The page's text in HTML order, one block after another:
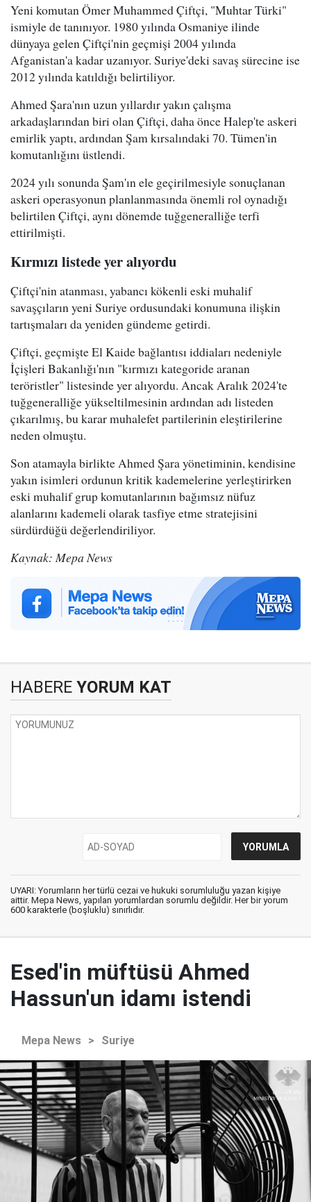
Yeni komutan Ömer Muhammed Çiftçi, "Muhtar Türki"
ismiyle de tanınıyor. 1980 yılında Osmaniye ilinde
dünyaya gelen Çiftçi'nin geçmişi 2004 yılında
Afganistan'a kadar uzanıyor. Suriye'deki savaş sürecine ise
2012 yılında katıldığı belirtiliyor.
Ahmed Şara'nın uzun yıllardır yakın çalışma
arkadaşlarından biri olan Çiftçi, daha önce Halep'te askeri
emirlik yaptı, ardından Şam kırsalındaki 70. Tümen'in
komutanlığını üstlendi.
2024 yılı sonunda Şam'ın ele geçirilmesiyle sonuçlanan
askeri operasyonun planlanmasında önemli rol oynadığı
belirtilen Çiftçi, aynı dönemde tuğgeneralliğe terfi
ettirilmişti.
Kırmızı listede yer alıyordu
Çiftçi'nin atanması, yabancı kökenli eski muhalif
savaşçıların yeni Suriye ordusundaki konumuna ilişkin
tartışmaları da yeniden gündeme getirdi.
Çiftçi, geçmişte El Kaide bağlantısı iddiaları nedeniyle
İçişleri Bakanlığı'nın "kırmızı kategoride aranan
teröristler" listesinde yer alıyordu. Ancak Aralık 2024'te
tuğgeneralliğe yükseltilmesinin ardından adı listeden
çıkarılmış, bu karar muhalefet partilerinin eleştirilerine
neden olmuştu.
Son atamayla birlikte Ahmed Şara yönetiminin, kendisine
yakın isimleri ordunun kritik kademelerine yerleştirirken
eski muhalif grup komutanlarının bağımsız nüfuz
alanlarını kademeli olarak tasfiye etme stratejisini
sürdürdüğü değerlendiriliyor.
Kaynak: Mepa News
HABERE YORUM KAT
UYARI: Yorumların her türlü cezai ve hukuki sorumluluğu yazan kişiye
aittir. Mepa News, yapılan yorumlardan sorumlu değildir. Her bir yorum
600 karakterle (boşluklu) sınırlıdır.
Esed'in müftüsü Ahmed
Hassun'un idamı istendi
Mepa News > Suriye